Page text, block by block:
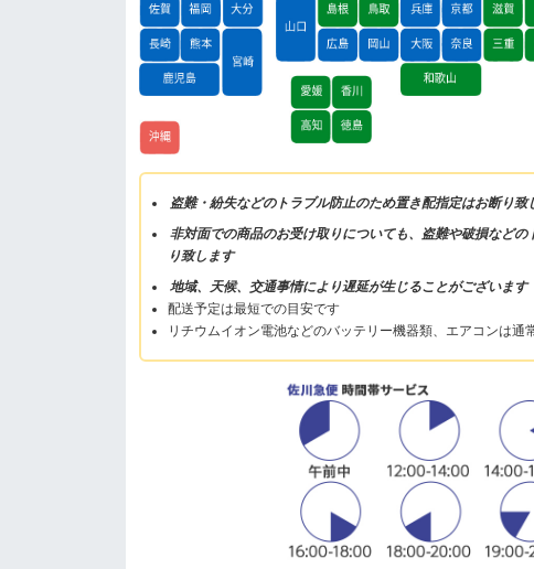
盗難・紛失などのトラブル防止のため置き配指定はお断り致
非対面での商品のお受け取りについても、盗難や破損などの
り致します
地域、天候、交通事情により遅延が生じることがございます
配送予定は最短での目安です
リチウムイオン電池などのバッテリー機器類、エアコンは通